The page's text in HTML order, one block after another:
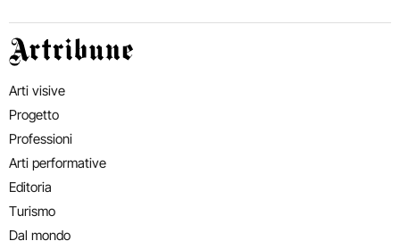
Artribune
Arti visive
Progetto
Professioni
Arti performative
Editoria
Turismo
Dal mondo